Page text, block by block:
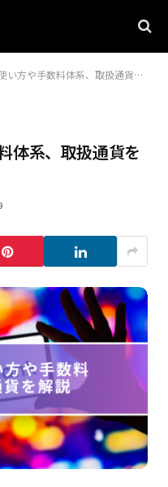
方や手数料体系、取扱通貨を解説
体系、取扱通貨を